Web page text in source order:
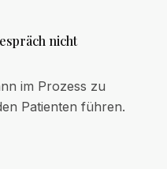
nicht
im Prozess zu
Patienten führen.